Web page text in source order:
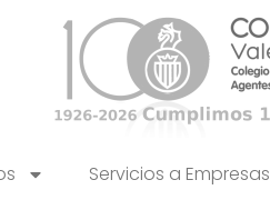
Servicios a Empresas